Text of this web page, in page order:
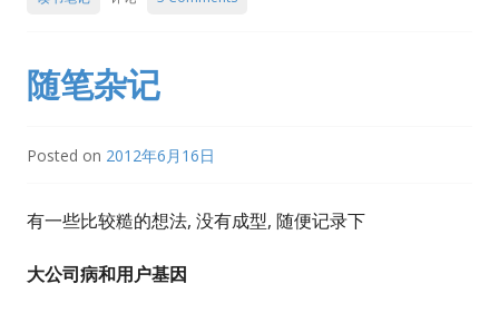
随笔杂记
Posted on 2012年6月16日
有一些比较糙的想法, 没有成型, 随便记录下
大公司病和用户基因